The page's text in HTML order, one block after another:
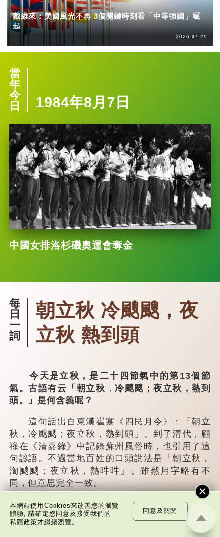
戴維來：美國風光不再 3個關鍵時刻看「中等強國」崛
起
2026-07-29
當
年
今
日
1984年8月7日
中國女排洛杉磯奧運會奪金
每
日
一
詞
朝立秋 冷颼颼，夜
立秋 熱到頭
今天是立秋，是二十四節氣中的第13個節
氣。古語有云「朝立秋，冷颼颼；夜立秋，熱到
頭。」是何含義呢？
這句話出自東漢崔寔《四民月令》：「朝立
秋，冷颼颼；夜立秋，熱到頭」。到了清代，顧
祿在《清嘉錄》中記錄蘇州風俗時，也引用了這
句諺語。不過當地百姓的口頭說法是「朝立秋，
渹颼颼；夜立秋，熱吽吽」。雖然用字略有不
同，但意思完全一致。
那麼，這句話到底準不準呢？它反映了古人
的一種樸素觀察：如果立秋的精確...
本網站使用Cookies來改善您的瀏覽
體驗, 請確定您同意及接受我們的
私隱政策才繼續瀏覽。
同意及關閉